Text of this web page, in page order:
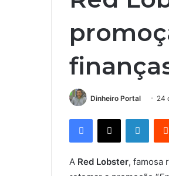
Dinheiro Portal 24
Facebook
X
A Red Lobster, famosa